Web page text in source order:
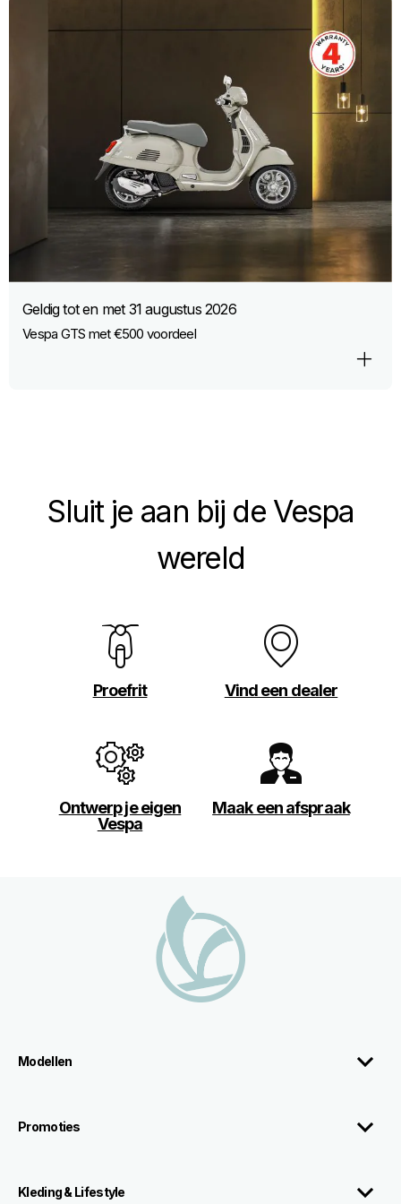
Geldig tot en met 31 augustus 2026
Vespa GTS met €500 voordeel
Sluit je aan bij de Vespa
wereld
Proefrit Vind een dealer
Ontwerp je eigen
Vespa
Maak een afspraak
Modellen
Promoties
Kleding & Lifestyle